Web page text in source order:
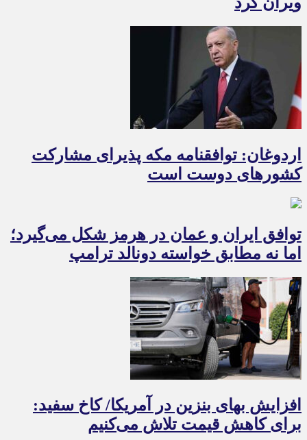
اردوغان: توافقنامه مکه پذیرای مشارکت
کشورهای دوست است
توافق ایران و عمان در هرمز شکل می‌گیرد؛
اما نه مطابق خواسته دونالد ترامپ
افزایش بهای بنزین در آمریکا/ کاخ سفید:
برای کاهش قیمت تلاش می‌کنیم